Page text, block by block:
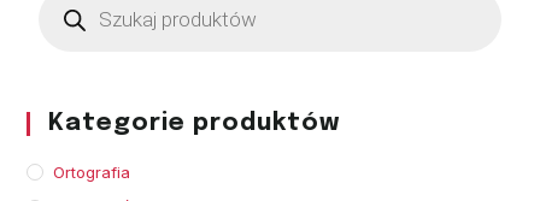
Kategorie produktów
Ortografia